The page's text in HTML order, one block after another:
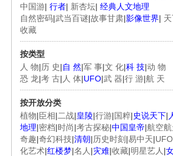
中国游| 行者| 新杏坛| 经典人文地理
自然密码|武当百谜|故事甘肃|影像世界|
收藏
按类型
人 物|历 史|自 然|军 事|文 化|科 技|动 物
恐 龙|考 古| 人 体|UFO|武 器|行 游|航 天
按开放分类
植物|臣相|二战|皇陵|行游|国粹|史说天下|
地理|密档|时尚|考古探秘|中国皇帝|航空航
奇趣|奇幻科技|清朝|历史时刻 |易中天|UFO
化艺术|红楼梦|名人 |灾难|收藏|明星艺人 |